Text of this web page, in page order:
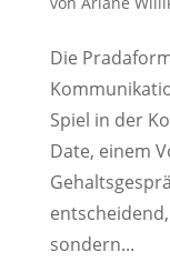
Die
Spiel in der
Date, einem
sondern...